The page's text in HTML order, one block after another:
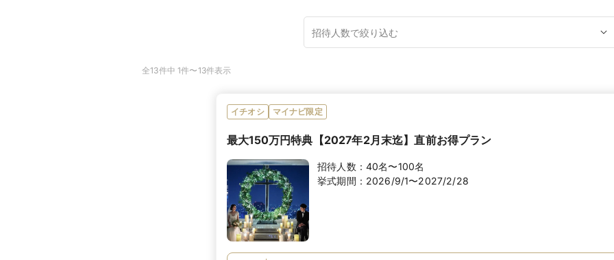
全13件中 1件〜13件表示
イチオシ マイナビ限定
最大150万円特典【2027年2月末迄】直前お得プラン
招待人数： 40名〜100名
挙式期間： 2026/9/1〜2027/2/28